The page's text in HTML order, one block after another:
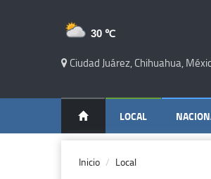
30 ℃
Ciudad Juárez, Chihuahua,
LOCAL
Inicio Local